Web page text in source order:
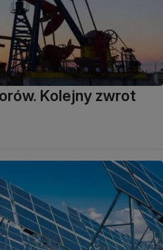
Kolejny zwrot